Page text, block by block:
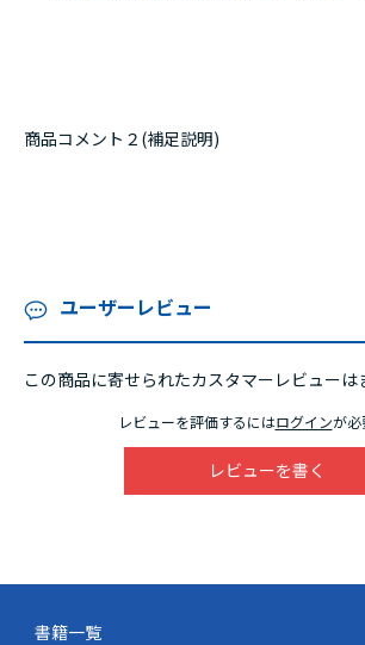
商品コメント２(補足説明)
ユーザーレビュー
この商品に寄せられたカスタマーレビューは
レビューを評価するにはログインが必
レビューを書く
書籍一覧